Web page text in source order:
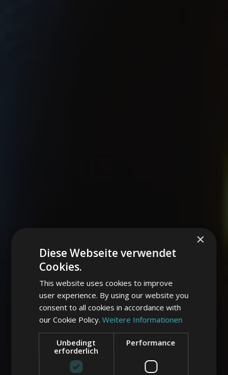
×
Diese Webseite verwendet
Cookies.
This website uses cookies to improve
user experience. By using our website you
consent to all cookies in accordance with
our Cookie Policy.Weitere Informationen
Unbedingt
erforderlich
Performance